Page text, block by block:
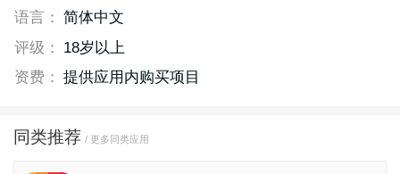
语言： 简体中文
评级：
18岁以上
资费： 提供应用内购买项目
同类推荐 / 更多同类应用